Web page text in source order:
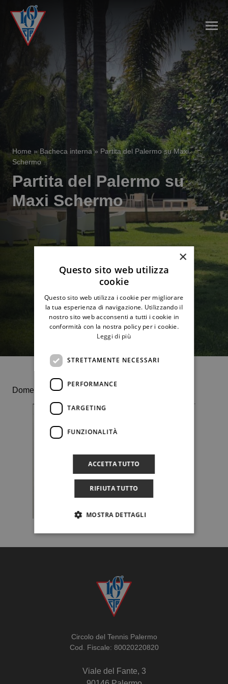
Home »Bacheca interna» Partita del Palermo su Maxi
Schermo
Partita del Palermo su
Maxi Schermo
Domenica 1 ottobre ore 16.15
Circolo del Tennis Palermo
Cod. Fiscale: 80020220820
Viale del Fante, 3
×
Questo sito web utilizza
cookie
Questo sito web utilizza i cookie per migliorare
la tua esperienza di navigazione. Utilizzando il
nostro sito web acconsenti a tutti i cookie in
conformità con la nostra policy per i cookie.
Leggi di più
STRETTAMENTE NECESSARI
PERFORMANCE
TARGETING
FUNZIONALITÀ
ACCETTA TUTTO
RIFIUTA TUTTO
MOSTRA DETTAGLI